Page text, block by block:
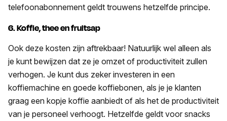
telefoonabonnement geldt trouwens hetzelfde principe.
6. Koffie, thee en fruitsap
Ook deze kosten zijn aftrekbaar! Natuurlijk wel alleen als
je kunt bewijzen dat ze je omzet of productiviteit zullen
verhogen. Je kunt dus zeker investeren in een
koffiemachine en goede koffiebonen, als je je klanten
graag een kopje koffie aanbiedt of als het de productiviteit
van je personeel verhoogt. Hetzelfde geldt voor snacks